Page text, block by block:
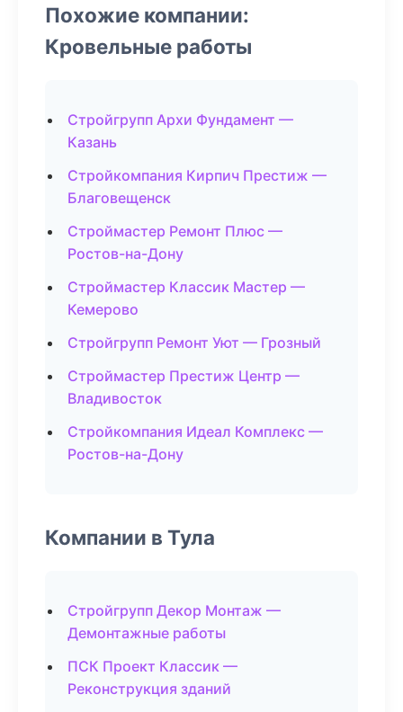
Похожие компании:
Кровельные работы
Стройгрупп Архи Фундамент —
Казань
Стройкомпания Кирпич Престиж —
Благовещенск
Строймастер Ремонт Плюс —
Ростов-на-Дону
Строймастер Классик Мастер —
Кемерово
Стройгрупп Ремонт Уют — Грозный
Строймастер Престиж Центр —
Владивосток
Стройкомпания Идеал Комплекс —
Ростов-на-Дону
Компании в Тула
Стройгрупп Декор Монтаж —
Демонтажные работы
ПСК Проект Классик —
Реконструкция зданий